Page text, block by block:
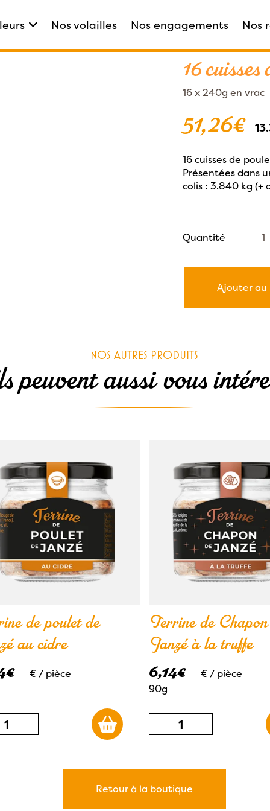
Nos volailles Nos engagements Nos
16
16 x 240g en vrac
51,26€
16 cuisses de
Présentées dans
colis : 3.840 kg (+
Quantité
16
de
Ajouter au
NOS AUTRES PRODUITS
peuvent aussi vous
de poulet de
au cidre
€ € / pièce
Terrine de
Janzé à la truffe
6,14€ € / pièce
90g
quantité
de
Chapon
Retour à la boutique